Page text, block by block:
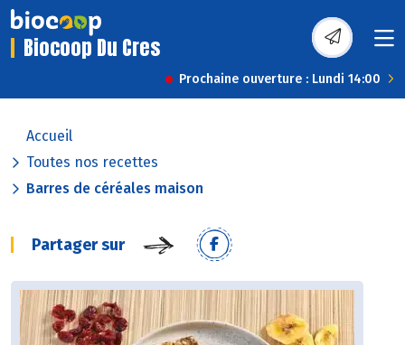
Biocoop Du Cres
Prochaine ouverture : Lundi 14:00
Accueil
Toutes nos recettes
Barres de céréales maison
Partager sur